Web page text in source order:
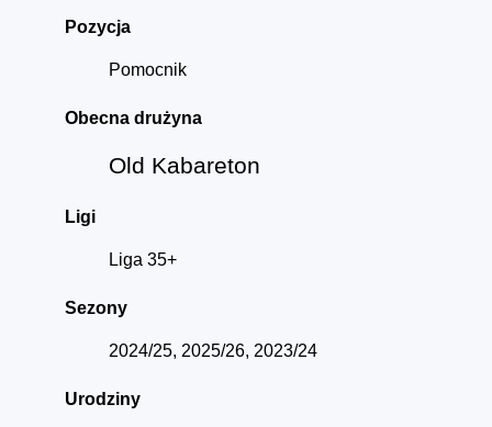
Pozycja
Pomocnik
Obecna drużyna
Old Kabareton
Ligi
Liga 35+
Sezony
2024/25, 2025/26, 2023/24
Urodziny